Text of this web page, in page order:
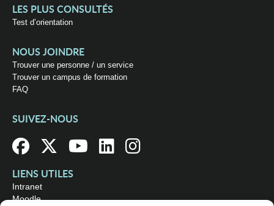
LES PLUS CONSULTÉS
Test d’orientation
NOUS JOINDRE
Trouver une personne / un service
Trouver un campus de formation
FAQ
SUIVEZ-NOUS
LIENS UTILES
Intranet
Moodle